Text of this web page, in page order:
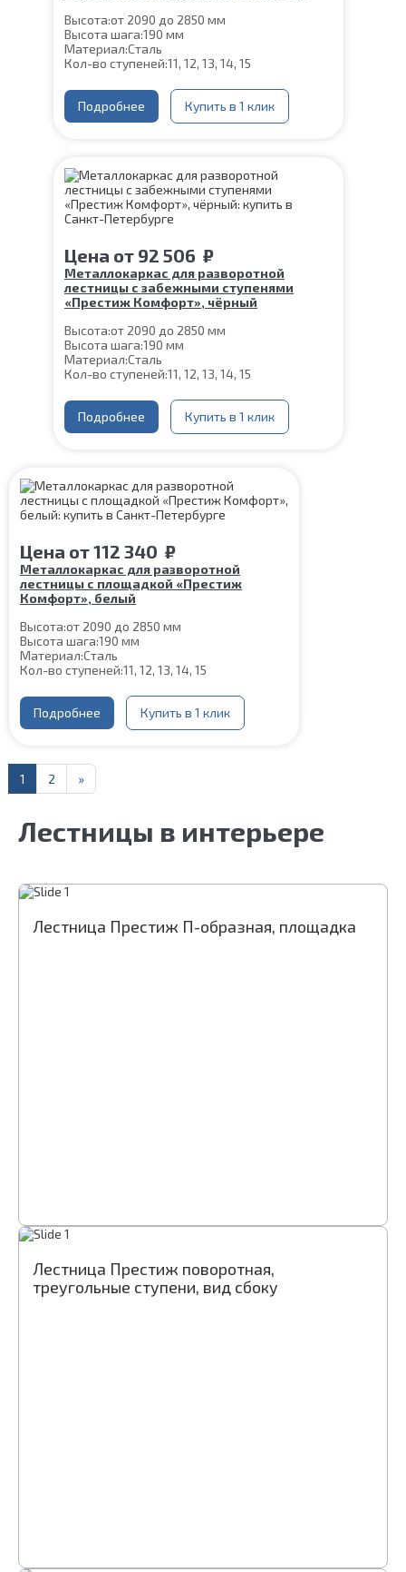
Высота:от 2090 до 2850 мм
Высота шага:190 мм
Материал:Сталь
Кол-во ступеней:11, 12, 13, 14, 15
Подробнее Купить в 1 клик
Цена от 92 506 ₽
Металлокаркас для разворотной
лестницы с забежными ступенями
«Престиж Комфорт», чёрный
Высота:от 2090 до 2850 мм
Высота шага:190 мм
Материал:Сталь
Кол-во ступеней:11, 12, 13, 14, 15
Подробнее Купить в 1 клик
Цена от112 340 ₽
Металлокаркас для разворотной
лестницы с площадкой «Престиж
Комфорт», белый
Высота:от 2090 до 2850 мм
Высота шага:190 мм
Материал:Сталь
Кол-во ступеней:11, 12, 13, 14, 15
Подробнее Купить в 1 клик
1 2 »
Лестницы в интерьере
Лестница Престиж П-образная, площадка
Лестница Престиж поворотная,
треугольные ступени, вид сбоку